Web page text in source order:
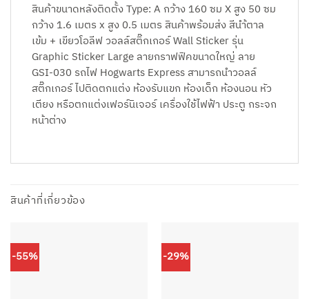
สินค้าขนาดหลังติดตั้ง Type: A กว้าง 160 ซม X สูง 50 ซม
กว้าง 1.6 เมตร x สูง 0.5 เมตร สินค้าพร้อมส่ง สีนำ้ตาล
เข้ม + เขียวโอลีฟ วอลล์สติ๊กเกอร์ Wall Sticker รุ่น
Graphic Sticker Large ลายกราฟฟิคขนาดใหญ่ ลาย
GSI-030 รถไฟ Hogwarts Express สามารถนำวอลล์
สติ๊กเกอร์ ไปติดตกแต่ง ห้องรับแขก ห้องเด็ก ห้องนอน หัว
เตียง หรือตกแต่งเฟอร์นิเจอร์ เครื่องใช้ไฟฟ้า ประตู กระจก
หน้าต่าง
สินค้าที่เกี่ยวข้อง
-55% -29%